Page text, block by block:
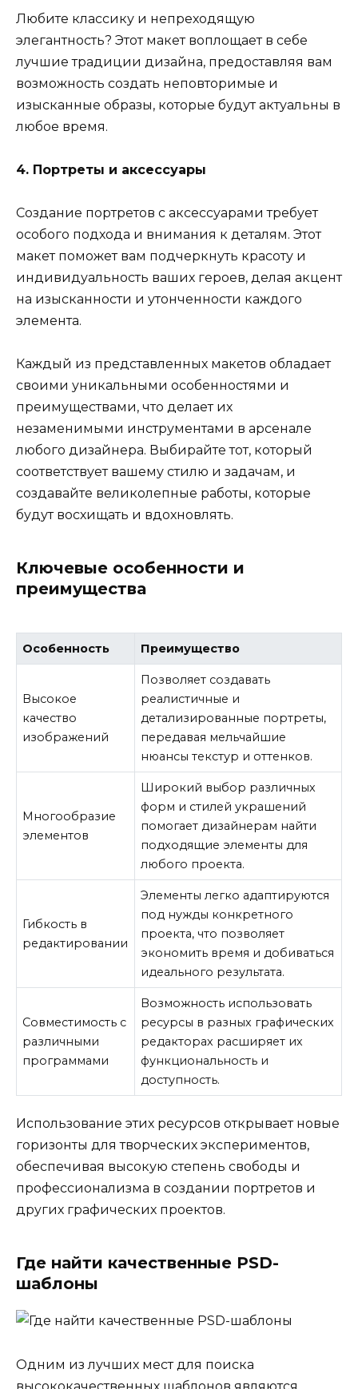
Любите классику и непреходящую
элегантность? Этот макет воплощает в себе
лучшие традиции дизайна, предоставляя вам
возможность создать неповторимые и
изысканные образы, которые будут актуальны в
любое время.
4. Портреты и аксессуары
Создание портретов с аксессуарами требует
особого подхода и внимания к деталям. Этот
макет поможет вам подчеркнуть красоту и
индивидуальность ваших героев, делая акцент
на изысканности и утонченности каждого
элемента.
Каждый из представленных макетов обладает
своими уникальными особенностями и
преимуществами, что делает их
незаменимыми инструментами в арсенале
любого дизайнера. Выбирайте тот, который
соответствует вашему стилю и задачам, и
создавайте великолепные работы, которые
будут восхищать и вдохновлять.
Ключевые особенности и
преимущества
Особенность Преимущество
Высокое
качество
изображений
Позволяет создавать
реалистичные и
детализированные портреты,
передавая мельчайшие
нюансы текстур и оттенков.
Многообразие
элементов
Широкий выбор различных
форм и стилей украшений
помогает дизайнерам найти
подходящие элементы для
любого проекта.
Гибкость в
редактировании
Элементы легко адаптируются
под нужды конкретного
проекта, что позволяет
экономить время и добиваться
идеального результата.
Совместимость с
различными
программами
Возможность использовать
ресурсы в разных графических
редакторах расширяет их
функциональность и
доступность.
Использование этих ресурсов открывает новые
горизонты для творческих экспериментов,
обеспечивая высокую степень свободы и
профессионализма в создании портретов и
других графических проектов.
Где найти качественные PSD-
шаблоны
Одним из лучших мест для поиска
высококачественных шаблонов являются